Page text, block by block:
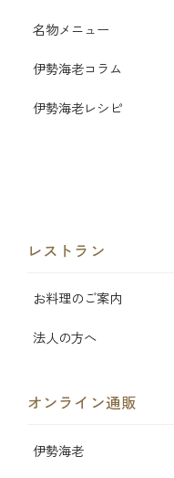
名物メニュー
伊勢海老コラム
伊勢海老レシピ
レストラン
お料理のご案内
法人の方へ
オンライン通販
伊勢海老